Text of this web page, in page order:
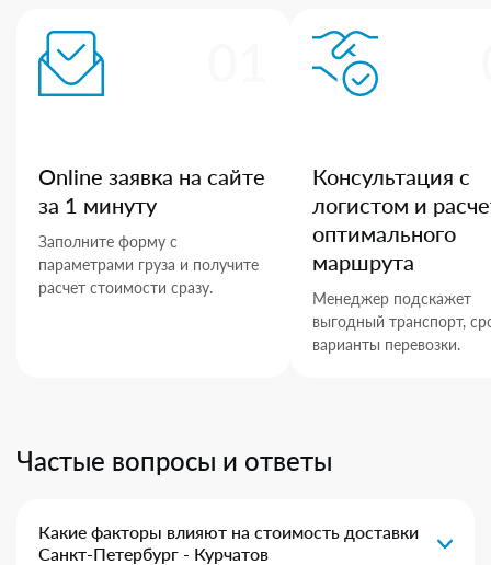
Online заявка на сайте
за 1 минуту
Заполните форму с
параметрами груза и получите
расчет стоимости сразу.
Консультация с
логистом и
оптимального
маршрута
Менеджер подскажет
выгодный транспорт,
варианты перевозки.
Частые вопросы и ответы
Какие факторы влияют на стоимость доставки
Санкт-Петербург - Курчатов